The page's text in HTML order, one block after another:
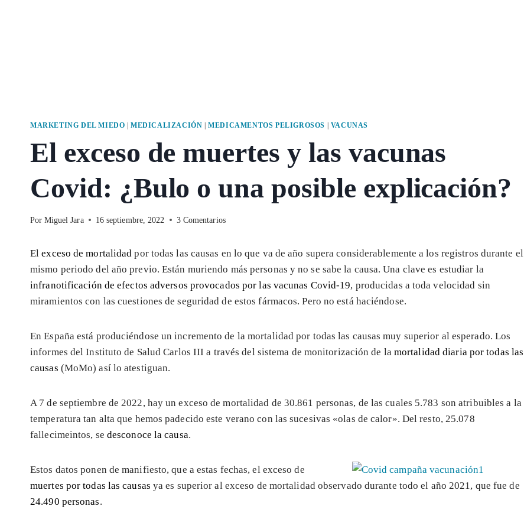
MARKETING DEL MIEDO |MEDICALIZACIÓN |MEDICAMENTOS PELIGROSOS VACUNAS
El exceso de muertes y las vacunas
Covid: ¿Bulo o una posible explicación?
Por Miguel Jara 16 septiembre, 2022 3 Comentarios
Elexceso de mortalidad por todas las causas en lo que va de año supera considerablemente a los registros durante el
mismo periodo del año previo. Están muriendo más personas y no se sabe la causa. Una clave es estudiar la
infranotificación de efectos adversos provocados por las vacunas Covid-19, producidas a toda velocidad sin
miramientos con las cuestiones de seguridad de estos fármacos. Pero no está haciéndose.
En España está produciéndose un incremento de la mortalidad por todas las causas muy superior al esperado. Los
informes del Instituto de Salud Carlos III a través del sistema de monitorización de la mortalidad diaria por todas las
causas (MoMo) así lo atestiguan.
A 7 de septiembre de 2022, hay un exceso de mortalidad de 30.861 personas, de las cuales 5.783 son atribuibles a la
temperatura tan alta que hemos padecido este verano con las sucesivas «olas de calor». Del resto, 25.078
fallecimeintos, se desconoce la causa.
Estos datos ponen de manifiesto, que a estas fechas, el exceso de
muertes por todas las causas ya es superior al exceso de mortalidad observado durante todo el año 2021, que fue de
24.490 personas.